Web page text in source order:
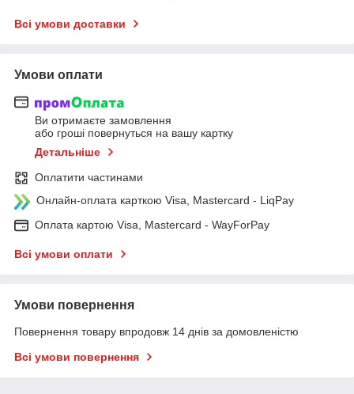
Всі умови доставки
Умови оплати
Ви отримаєте замовлення
або гроші повернуться на вашу картку
Детальніше
Оплатити частинами
Онлайн-оплата карткою Visa, Mastercard - LiqPay
Оплата картою Visa, Mastercard - WayForPay
Всі умови оплати
Умови повернення
Повернення товару впродовж 14 днів за домовленістю
Всі умови повернення